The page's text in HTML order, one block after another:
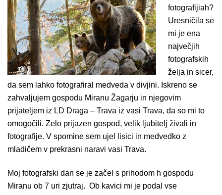
fotografijiah?
Uresničila se
mi je ena
največjih
fotografskih
želja in sicer,
da sem lahko fotografiral medveda v divjini. Iskreno se
zahvaljujem gospodu Miranu Žagarju in njegovim
prijateljem iz LD Draga – Trava iz vasi Trava, da so mi to
omogočili. Zelo prijazen gospod, velik ljubitelj živali in
fotografije. V spomine sem ujel lisici in medvedko z
mladičem v prekrasni naravi vasi Trava.
Moj fotografski dan se je začel s prihodom h gospodu
Miranu ob 7 uri zjutraj. Ob kavici mi je podal vse